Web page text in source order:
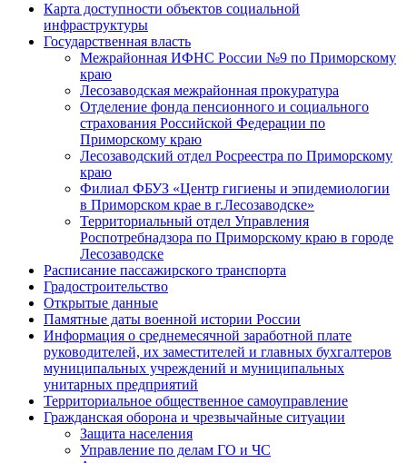
Карта доступности объектов социальной
инфраструктуры
Государственная власть
Межрайонная ИФНС России №9 по Приморскому
краю
Лесозаводская межрайонная прокуратура
Отделение фонда пенсионного и социального
страхования Российской Федерации по
Приморскому краю
Лесозаводский отдел Росреестра по Приморскому
краю
Филиал ФБУЗ «Центр гигиены и эпидемиологии
в Приморском крае в г.Лесозаводске»
Территориальный отдел Управления
Роспотребнадзора по Приморскому краю в городе
Лесозаводске
Расписание пассажирского транспорта
Градостроительство
Открытые данные
Памятные даты военной истории России
Информация о среднемесячной заработной плате
руководителей, их заместителей и главных бухгалтеров
муниципальных учреждений и муниципальных
унитарных предприятий
Территориальное общественное самоуправление
Гражданская оборона и чрезвычайные ситуации
Защита населения
Управление по делам ГО и ЧС